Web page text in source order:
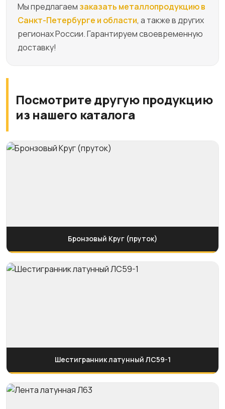
Мы предлагаем заказать металлопродукцию в
Санкт-Петербурге и области, а также в других
регионах России. Гарантируем своевременную
доставку!
Посмотрите другую продукцию
из нашего каталога
Бронзовый Круг (пруток)
Шестигранник латунный ЛС59-1